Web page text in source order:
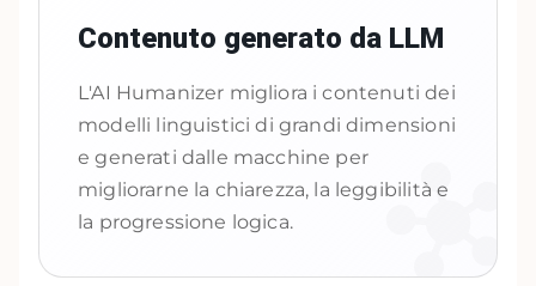
Contenuto generato da LLM
L'AI Humanizer migliora i contenuti dei
modelli linguistici di grandi dimensioni
e generati dalle macchine per
migliorarne la chiarezza, la leggibilità e
la progressione logica.